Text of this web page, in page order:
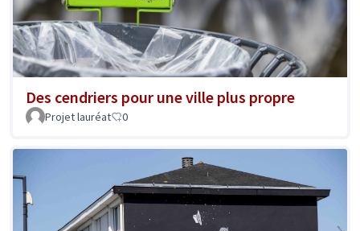
Des cendriers pour une ville plus propre
Projet lauréat 0